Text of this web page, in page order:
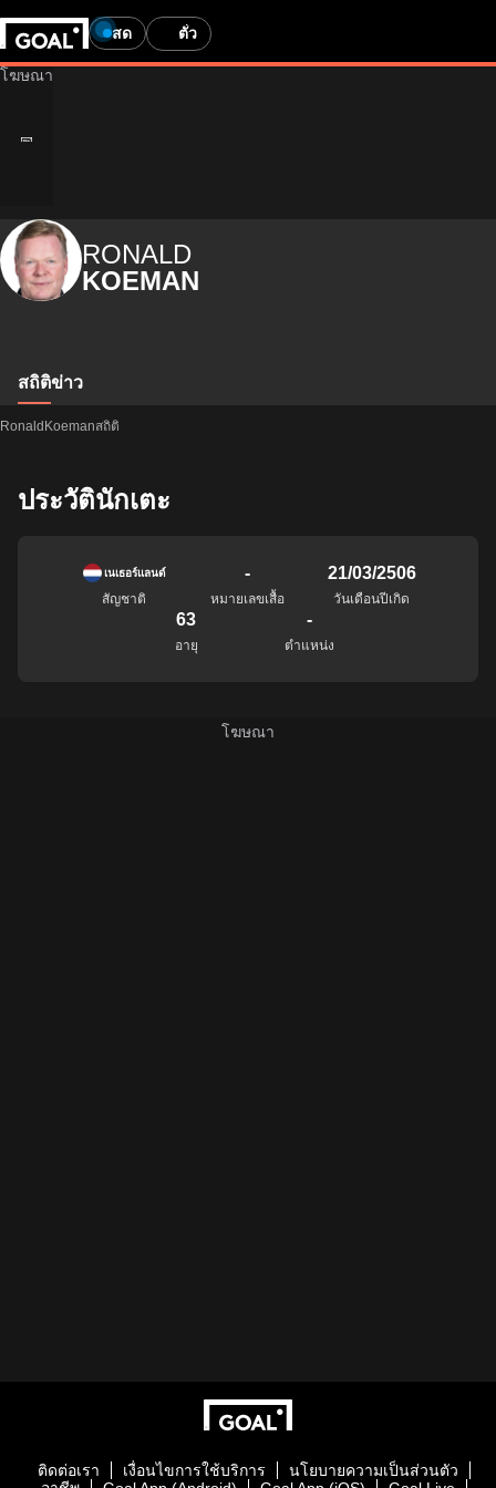
สด ตั๋ว
RONALD
KOEMAN
สถิติข่าว
RonaldKoemanสถิติ
ประวัตินักเตะ
เนเธอร์แลนด์
สัญชาติ
-
หมายเลขเสื้อ
21/03/2506
วันเดือนปีเกิด
63
อายุ
-
ตำแหน่ง
ติดต่อเรา เงื่อนไขการใช้บริการ
นโยบายความเป็นส่วนตัว